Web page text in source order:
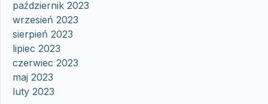
październik 2023
wrzesień 2023
sierpień 2023
lipiec 2023
czerwiec 2023
maj 2023
luty 2023